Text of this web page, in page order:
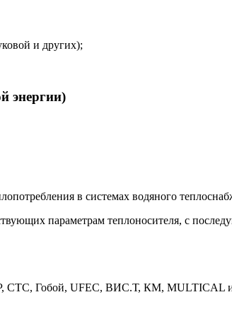
и других);
энергии)
в системах водяного
параметрам теплоносителя, с
Гобой, UFEC, ВИС.Т, КМ, MULTICAL и